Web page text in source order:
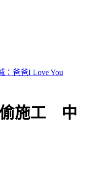
豪雨 恐一路濕到下週
施工 中